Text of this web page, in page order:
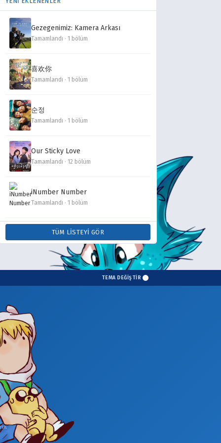
Gezegenimiz: Kamera Arkası
Tamamlandı · 1 bölüm
喜欢你
Tamamlandı · 1 bölüm
순정
Tamamlandı · 1 bölüm
Our Sticky Love
Tamamlandı · 12 bölüm
iNumber Number
Tamamlandı · 1 bölüm
TÜM LISTEYI GÖR
TEMA DEĞİŞTİR